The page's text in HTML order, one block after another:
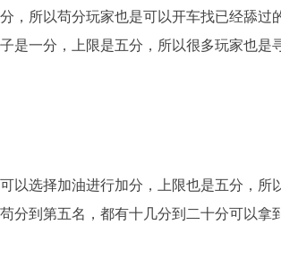
，所以苟分玩家也是可以开车找已经舔过
是一分，上限是五分，所以很多玩家也是
以选择加油进行加分，上限也是五分，所
分到第五名，都有十几分到二十分可以拿